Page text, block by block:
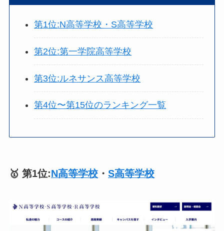
第1位:N高等学校・S高等学校
第2位:第一学院高等学校
第3位:ルネサンス高等学校
第4位〜第15位のランキング一覧
🥇 第1位:N高等学校・ S高等学校